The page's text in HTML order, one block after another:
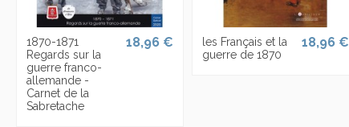
1870-1871
Regards sur la
guerre franco-
allemande -
Carnet de la
Sabretache
18,96 €
les Français et la
guerre de 1870
18,96 €